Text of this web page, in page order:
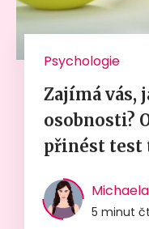
Psychologie
Zajímá vás,
osobnosti?
přinést test
5 minut